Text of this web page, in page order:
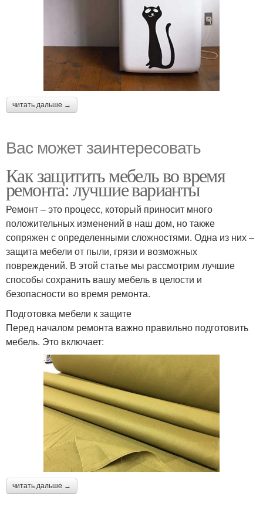
читать дальше →
Вас может заинтересовать
Как защитить мебель во время
ремонта: лучшие варианты
Ремонт – это процесс, который приносит много
положительных изменений в наш дом, но также
сопряжен с определенными сложностями. Одна из них –
защита мебели от пыли, грязи и возможных
повреждений. В этой статье мы рассмотрим лучшие
способы сохранить вашу мебель в целости и
безопасности во время ремонта.
Подготовка мебели к защите
Перед началом ремонта важно правильно подготовить
мебель. Это включает:
читать дальше →